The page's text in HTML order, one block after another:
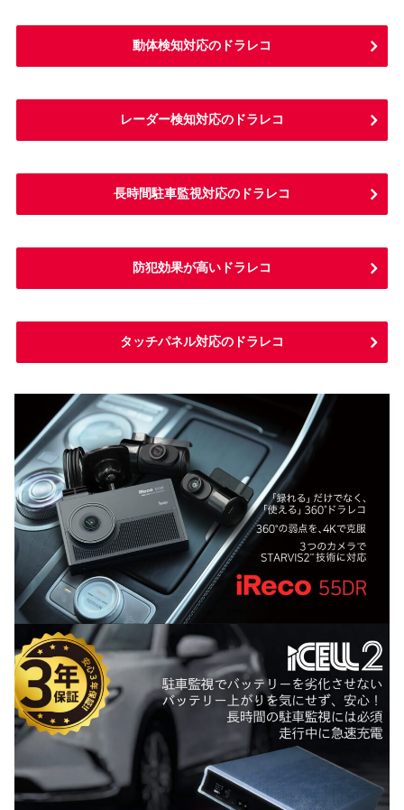
動体検知対応のドラレコ
レーダー検知対応のドラレコ
長時間駐車監視対応のドラレコ
防犯効果が高いドラレコ
タッチパネル対応のドラレコ